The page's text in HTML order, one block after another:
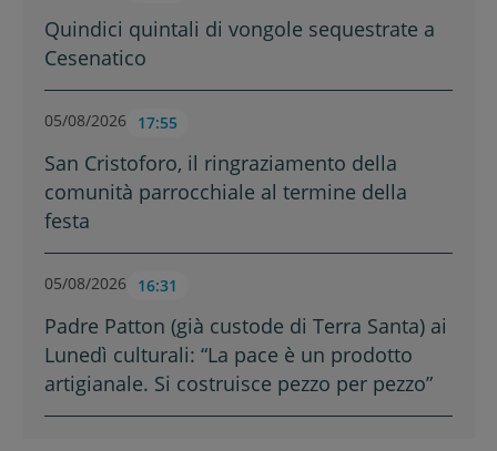
Quindici quintali di vongole sequestrate a
Cesenatico
05/08/2026 17:55
San Cristoforo, il ringraziamento della
comunità parrocchiale al termine della
festa
05/08/2026 16:31
Padre Patton (già custode di Terra Santa) ai
Lunedì culturali: “La pace è un prodotto
artigianale. Si costruisce pezzo per pezzo”